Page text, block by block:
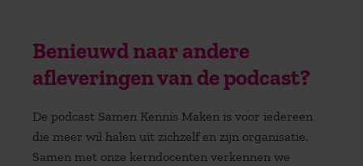
Benieuwd naar andere
afleveringen van de podcast?
De podcast Samen Kennis Maken is voor iedereen
die meer wil halen uit zichzelf en zijn organisatie.
Samen met onze kerndocenten verkennen we